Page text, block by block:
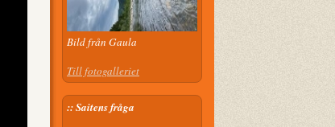
Bild från Gaula
Till fotogalleriet
:: Saitens fråga